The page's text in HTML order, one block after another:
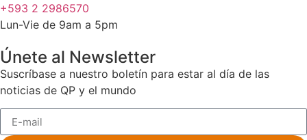
+593 2 2986570
Lun-Vie de 9am a 5pm
Únete al Newsletter
Suscríbase a nuestro boletín para estar al día de las
noticias de QP y el mundo